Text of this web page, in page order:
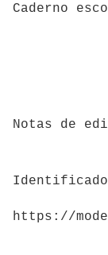
Caderno
Notas de
https://